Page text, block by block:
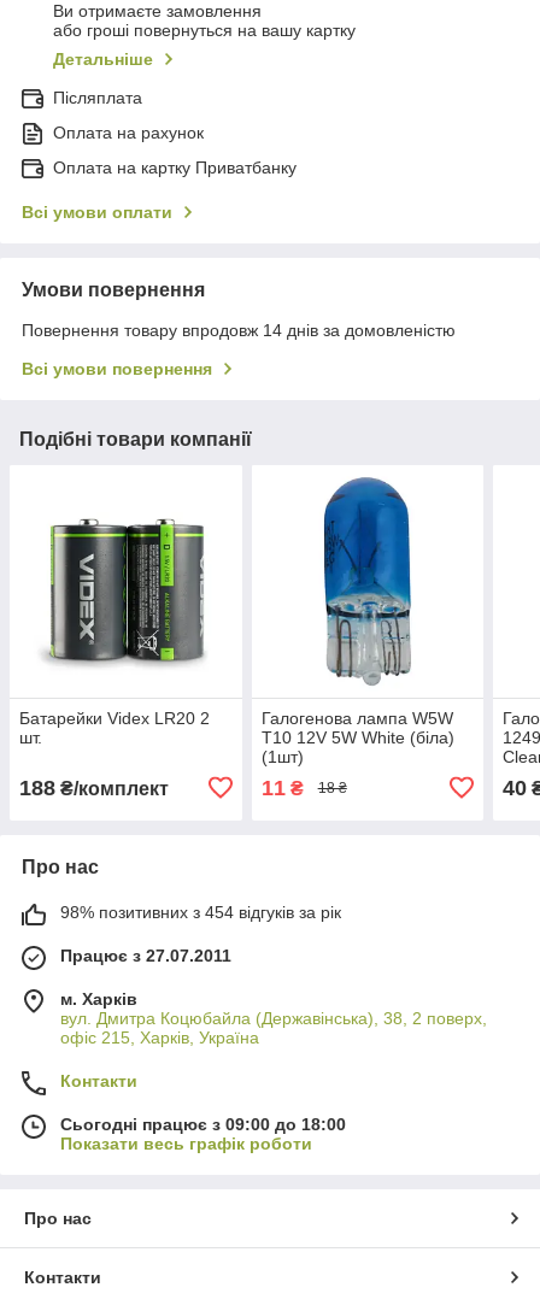
Ви отримаєте замовлення
або гроші повернуться на вашу картку
Детальніше
Післяплата
Оплата на рахунок
Оплата на картку Приватбанку
Всі умови оплати
Умови повернення
Повернення товару впродовж 14 днів за домовленістю
Всі умови повернення
Подібні товари компанії
Батарейки Videx LR20 2
шт.
188 ₴/комплект
Галогенова лампа W5W
T10 12V 5W White (біла)
(1шт)
11₴ 18 ₴ 40
Про нас
98% позитивних з 454 відгуків за рік
Працює з 27.07.2011
м. Харків
вул. Дмитра Коцюбайла (Державінська), 38, 2 поверх,
офіс 215, Харків, Україна
Контакти
Сьогодні працює з 09:00 до 18:00
Показати весь графік роботи
Про нас
Контакти